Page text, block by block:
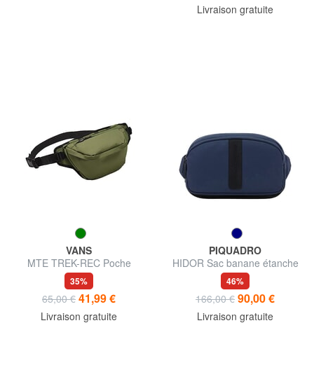
Livraison gratuite
VANS
MTE TREK-REC Poche
35%
65,00 € 41,99 €
Livraison gratuite
PIQUADRO
HIDOR Sac banane étanche
46%
166,00 € 90,00 €
Livraison gratuite